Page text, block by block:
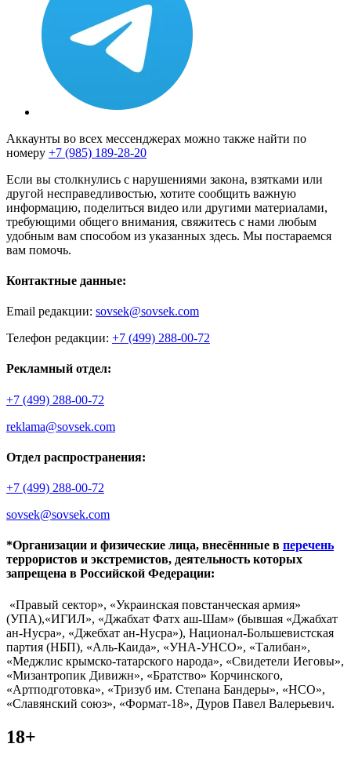
Аккаунты во всех мессенджерах можно также найти по
номеру +7 (985) 189-28-20
Если вы столкнулись с нарушениями закона, взятками или
другой несправедливостью, хотите сообщить важную
информацию, поделиться видео или другими материалами,
требующими общего внимания, свяжитесь с нами любым
удобным вам способом из указанных здесь. Мы постараемся
вам помочь.
Контактные данные:
Email редакции: sovsek@sovsek.com
Телефон редакции: +7 (499) 288-00-72
Рекламный отдел:
+7 (499) 288-00-72
reklama@sovsek.com
Отдел распространения:
+7 (499) 288-00-72
sovsek@sovsek.com
*Организации и физические лица, внесённные в перечень
террористов и экстремистов, деятельность которых
запрещена в Российской Федерации:
«Правый сектор», «Украинская повстанческая армия»
(УПА),«ИГИЛ», «Джабхат Фатх аш-Шам» (бывшая «Джабхат
ан-Нусра», «Джебхат ан-Нусра»), Национал-Большевистская
партия (НБП), «Аль-Каида», «УНА-УНСО», «Талибан»,
«Меджлис крымско-татарского народа», «Свидетели Иеговы»,
«Мизантропик Дивижн», «Братство» Корчинского,
«Артподготовка», «Тризуб им. Степана Бандеры», «НСО»,
«Славянский союз», «Формат-18», Дуров Павел Валерьевич.
18+